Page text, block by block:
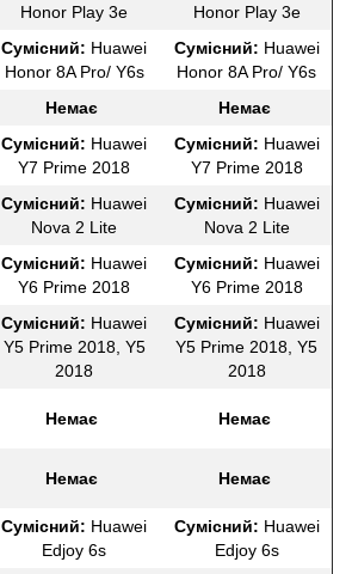
Honor Play 3e
Honor Play 3e
Сумісний: Huawei
Honor 8A Pro/ Y6s
Сумісний: Huawei
Honor 8A Pro/ Y6s
Немає
Немає
Сумісний: Huawei
Y7 Prime 2018
Сумісний: Huawei
Y7 Prime 2018
Сумісний: Huawei
Nova 2 Lite
Сумісний: Huawei
Nova 2 Lite
Сумісний: Huawei
Y6 Prime 2018
Сумісний: Huawei
Y6 Prime 2018
Сумісний: Huawei
Y5 Prime 2018, Y5
2018
Сумісний: Huawei
Y5 Prime 2018, Y5
2018
Немає Немає
Немає Немає
Сумісний: Huawei
Edjoy 6s
Сумісний: Huawei
Edjoy 6s